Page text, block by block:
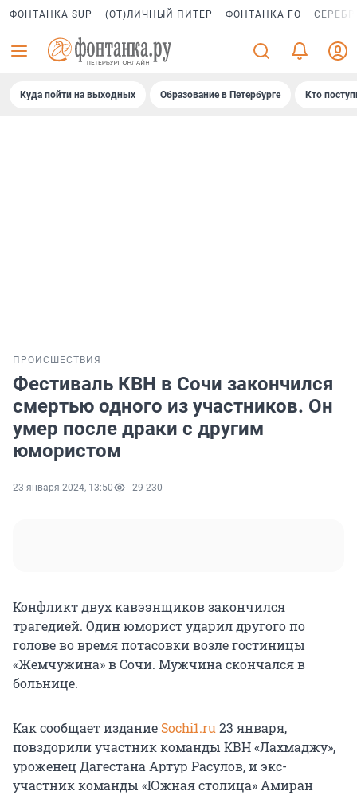
ФОНТАНКА SUP (ОТ)ЛИЧНЫЙ ПИТЕР ФОНТАНКА ГО
Куда пойти на выходных Образование в Петербурге Кто
ПРОИСШЕСТВИЯ
Фестиваль КВН в Сочи закончился
смертью одного из участников. Он
умер после драки с другим
юмористом
23 января 2024, 13:50 29 230
Конфликт двух кавээнщиков закончился
трагедией. Один юморист ударил другого по
голове во время потасовки возле гостиницы
«Жемчужина» в Сочи. Мужчина скончался в
больнице.
Как сообщает издание Sochi1.ru 23 января,
повздорили участник команды КВН «Лахмаджу»,
уроженец Дагестана Артур Расулов, и экс-
участник команды «Южная столица» Амиран